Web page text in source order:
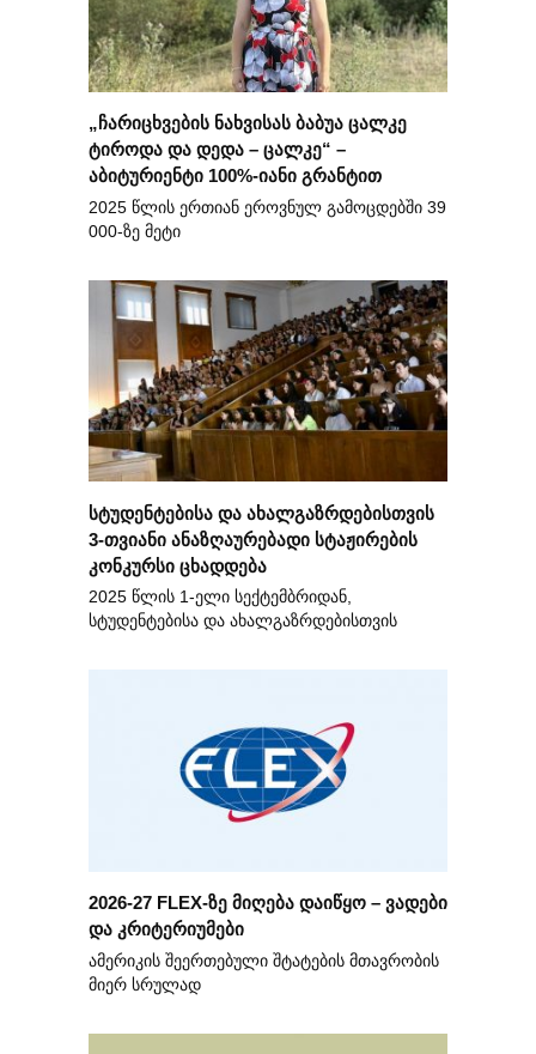
„ჩარიცხვების ნახვისას ბაბუა ცალკე
ტიროდა და დედა – ცალკე“ –
აბიტურიენტი 100%-იანი გრანტით
2025 წლის ერთიან ეროვნულ გამოცდებში 39
000-ზე მეტი
სტუდენტებისა და ახალგაზრდებისთვის
3-თვიანი ანაზღაურებადი სტაჟირების
კონკურსი ცხადდება
2025 წლის 1-ელი სექტემბრიდან,
სტუდენტებისა და ახალგაზრდებისთვის
2026-27 FLEX-ზე მიღება დაიწყო – ვადები
და კრიტერიუმები
ამერიკის შეერთებული შტატების მთავრობის
მიერ სრულად